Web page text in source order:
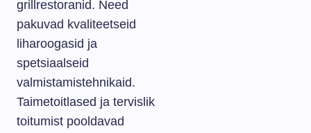
grillrestoranid. Need
pakuvad kvaliteetseid
liharoogasid ja
spetsiaalseid
valmistamistehnikaid.
Taimetoitlased ja tervislik
toitumist pooldavad